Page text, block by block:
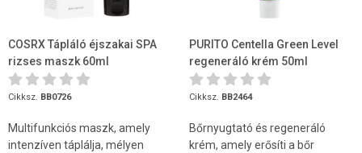
COSRX Tápláló éjszakai SPA
rizses maszk 60ml
Cikksz. BB0726
Multifunkciós maszk, amely
intenzíven táplálja, mélyen
PURITO Centella Green Level
regeneráló krém 50ml
Cikksz. BB2464
Bőrnyugtató és regeneráló
krém, amely erősíti a bőr